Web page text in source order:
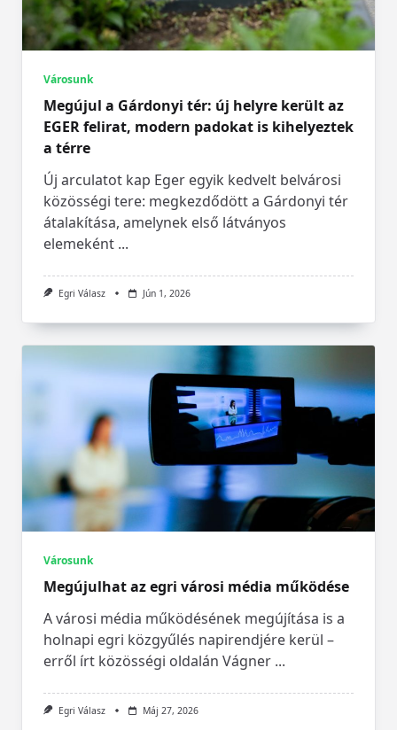
Városunk
Megújul a Gárdonyi tér: új helyre került az
EGER felirat, modern padokat is kihelyeztek
a térre
Új arculatot kap Eger egyik kedvelt belvárosi
közösségi tere: megkezdődött a Gárdonyi tér
átalakítása, amelynek első látványos
elemeként ...
Egri Válasz Jún 1, 2026
Városunk
Megújulhat az egri városi média működése
A városi média működésének megújítása is a
holnapi egri közgyűlés napirendjére kerül –
erről írt közösségi oldalán Vágner ...
Egri Válasz Máj 27, 2026